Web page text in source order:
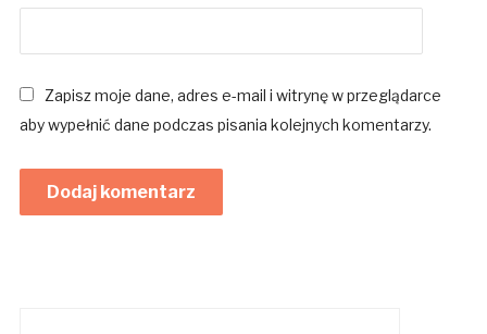
Zapisz moje dane, adres e-mail i witrynę w przeglądarce
aby wypełnić dane podczas pisania kolejnych komentarzy.